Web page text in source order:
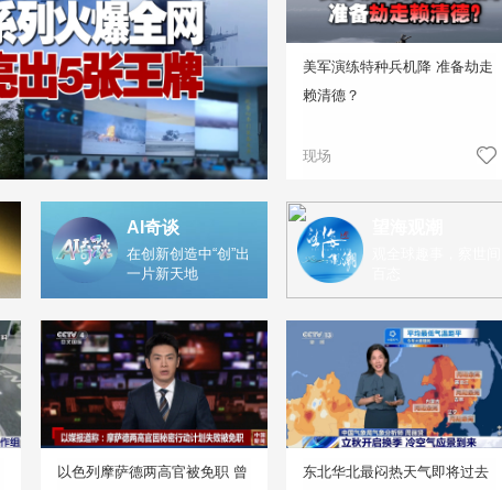
美军演练特种兵机降 准备劫走
赖清德？
现场
AI奇谈
在创新创造中“创”出
一片新天地
以色列摩萨德两高官被免职 曾
东北华北最闷热天气即将过去